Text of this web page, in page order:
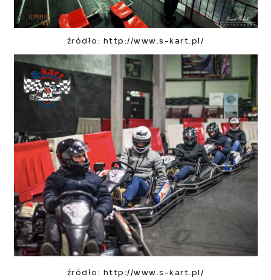
źródło: http://www.s-kart.pl/
źródło: http://www.s-kart.pl/